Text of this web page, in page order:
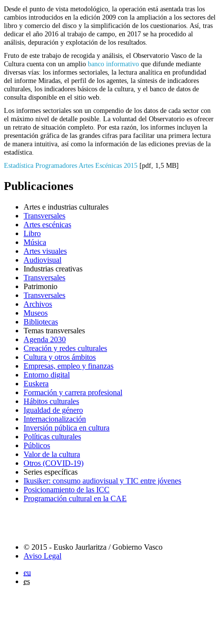
Desde el punto de vista metodológico, la operación está asentada tras los
cambios introducidos en la edición 2009 con la ampliación a los sectores del
libro y comercio del disco y la simplificación de los cuestionarios. Así, tras
dedicar el año 2016 al trabajo de campo, en 2017 se ha procedido al
análisis, depuración y explotación de los resultados.
Fruto de este trabajo de recogida y análisis, el Observatorio Vasco de la
Cultura cuenta con un amplio banco informativo que difunde mediante
diversas vías: los informes sectoriales, la lectura analítica en profundidad
del informe Miradas, el perfil de los agentes, la síntesis de indicadores
culturales, los indicadores básicos de la cultura, y el banco de datos de
consulta disponible en el sitio web.
Los informes sectoriales son un compendio de los datos de cada sector con
el máximo nivel de detalle posible. La voluntad del Observatorio es ofrecer
un retrato de situación completo. Por esta razón, los informes incluyen la
presentación gráfica de las grandes cifras para facilitar una primera lectura
de manera intuitiva, así como la información de las ediciones previas de la
estadística.
Estadística Programadores Artes Escénicas 2015 [pdf, 1,5 MB]
Publicaciones
Artes e industrias culturales
Transversales
Artes escénicas
Libro
Música
Artes visuales
Audiovisual
Industrias creativas
Transversales
Patrimonio
Transversales
Archivos
Museos
Bibliotecas
Temas transversales
Agenda 2030
Creación y redes culturales
Cultura y otros ámbitos
Empresas, empleo y finanzas
Entorno digital
Euskera
Formación y carrera profesional
Hábitos culturales
Igualdad de género
Internacionalización
Inversión pública en cultura
Políticas culturales
Públicos
Valor de la cultura
Otros (COVID-19)
Series específicas
Ikusiker: consumo audiovisual y TIC entre jóvenes
Posicionamiento de las ICC
Programación cultural en la CAE
© 2015 - Eusko Jaurlaritza / Gobierno Vasco
Aviso Legal
eu
es